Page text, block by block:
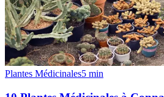
Plantes Médicinales5 min